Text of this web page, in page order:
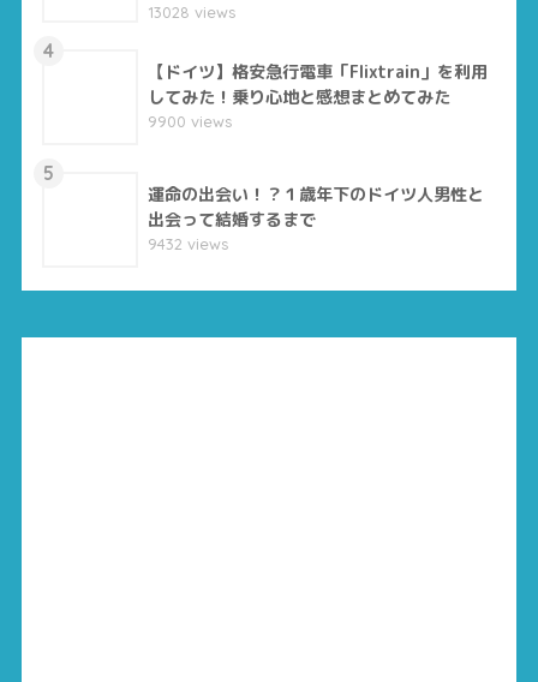
13028 views
4
【ドイツ】格安急行電車「Flixtrain」を利用
してみた！乗り心地と感想まとめてみた
9900 views
5
運命の出会い！？１歳年下のドイツ人男性と
出会って結婚するまで
9432 views